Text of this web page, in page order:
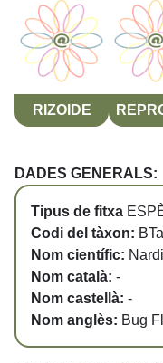
RIZOIDE
DADES GENERALS:
Tipus de fitxa
Codi del tàxon:
Nom científic:
Nom català: -
Nom castellà: -
Nom anglès: Bug